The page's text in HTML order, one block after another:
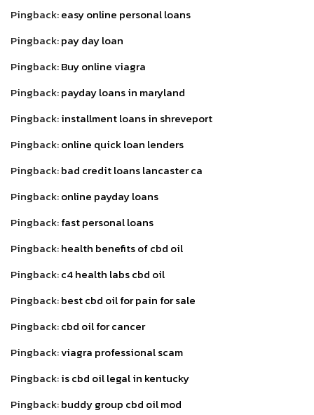
Pingback:easy online personal loans
Pingback:pay day loan
Pingback:Buy online viagra
Pingback:payday loans in maryland
Pingback:installment loans in shreveport
Pingback:online quick loan lenders
Pingback:bad credit loans lancaster ca
Pingback:online payday loans
Pingback:fast personal loans
Pingback:health benefits of cbd oil
Pingback:c4 health labs cbd oil
Pingback:best cbd oil for pain for sale
Pingback:cbd oil for cancer
Pingback:viagra professional scam
Pingback:is cbd oil legal in kentucky
Pingback:buddy group cbd oil mod